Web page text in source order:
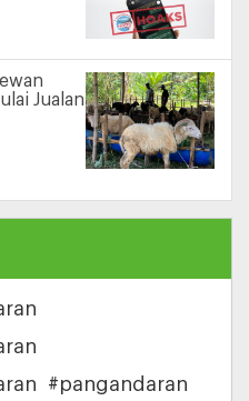
Jualan
#pangandaran